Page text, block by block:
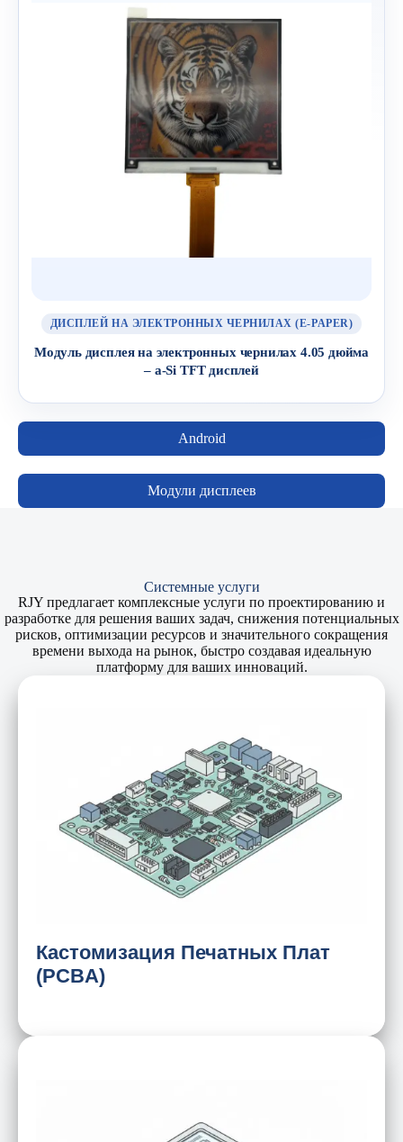
Android
Модули дисплеев
ДИСПЛЕЙ НА ЭЛЕКТРОННЫХ ЧЕРНИЛАХ (E-PAPER)
Модуль дисплея на электронных чернилах 4.05 дюйма
– a-Si TFT дисплей
Системные услуги
RJY предлагает комплексные услуги по проектированию и
разработке для решения ваших задач, снижения потенциальных
рисков, оптимизации ресурсов и значительного сокращения
времени выхода на рынок, быстро создавая идеальную
платформу для ваших инноваций.
Кастомизация Печатных Плат
(PCBA)
Проектирование материнской платы
Модификация контура
Ввод-вывод (I/O)
Дизайн трафаретной печати
Нестандартный размер и разрешение